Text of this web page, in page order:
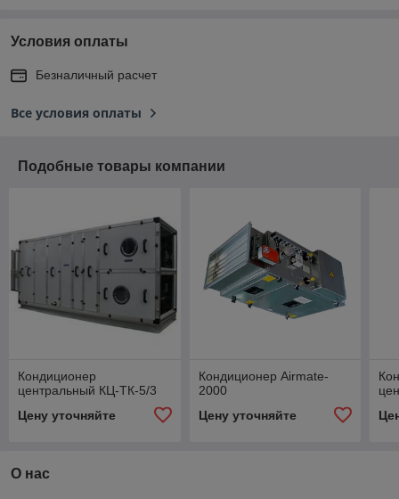
Условия оплаты
Безналичный расчет
Все условия оплаты
Подобные товары компании
Кондиционер
центральный КЦ-ТК-5/3
Цену уточняйте
Кондиционер Airmate-
2000
Цену уточняйте
О нас